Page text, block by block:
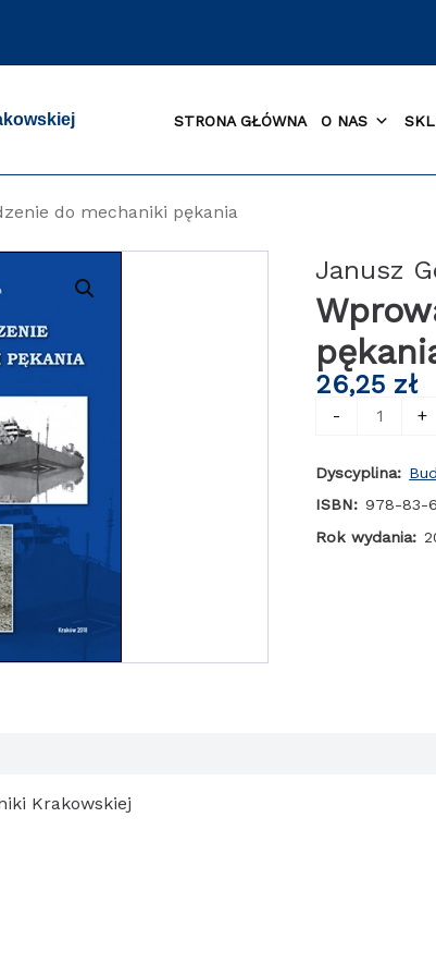
STRONA GŁÓWNA O NAS
do mechaniki pękania
Janusz
26,25 zł
-
mechaniki
pękania
+
Dyscyplina:
ISBN: 978-83-
Rok wydania:
Krakowskiej